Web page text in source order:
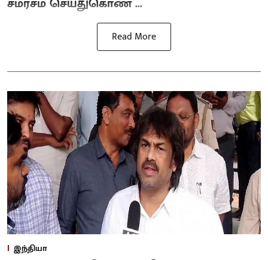
Read More
இந்தியா